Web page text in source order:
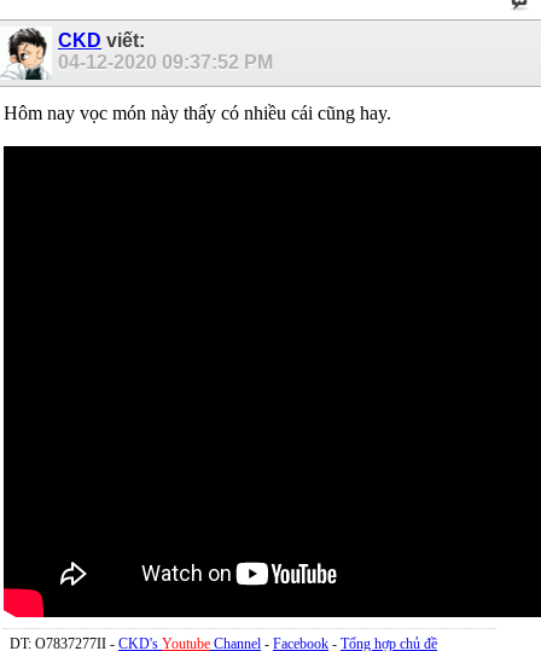
CKD viết:
04-12-2020 09:37:52 PM
Hôm nay vọc món này thấy có nhiều cái cũng hay.
DT: O7837277II - CKD's Youtube Channel - Facebook - Tổng hợp chủ đề